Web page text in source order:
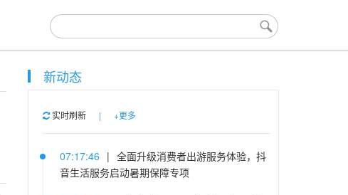
新动态
实时刷新 | +更多
07:17:46 | 全面升级消费者出游服务体验，抖
音生活服务启动暑期保障专项